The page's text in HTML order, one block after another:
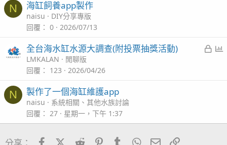
N 海缸飼養app製作
naisu
DIY分享專版
回覆
0 2026/07/13
已
全台海水缸水源大調查(附投票抽獎活動)
LMKALAN
閒聊版
回覆
123 2026/04/26
N 製作了一個海缸維護app
naisu
系統相關、其他水族討論
回覆
27 星期一，下午 1:37
分享： FacebookX (Twitter)
Reddit PinterestTumblrWhatsApp電子郵件